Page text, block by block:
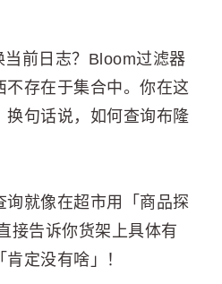
前日志？Bloom过滤器
不存在于集合中。你在这
换句话说，如何查询布隆
询就像在超市用「商品探
告诉你货架上具体有
定没有啥」！